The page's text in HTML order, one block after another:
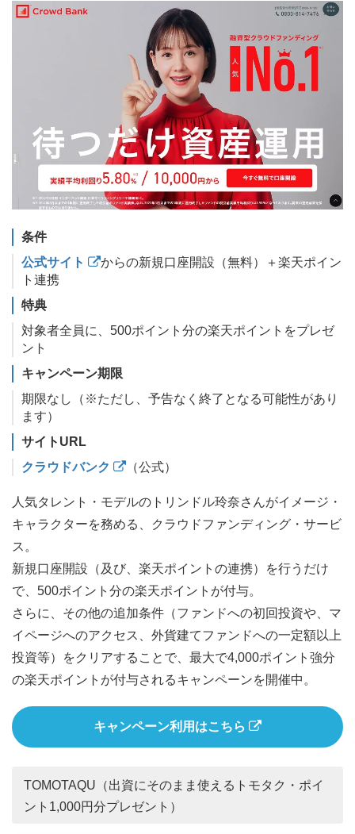
条件
公式サイト
からの新規口座開設（無料）＋楽天ポイン
ト連携
特典
対象者全員に、500ポイント分の楽天ポイントをプレゼ
ント
キャンペーン期限
期限なし（※ただし、予告なく終了となる可能性があり
ます）
サイトURL
クラウドバンク
（公式）
人気タレント・モデルのトリンドル玲奈さんがイメージ・
キャラクターを務める、クラウドファンディング・サービ
ス。
新規口座開設（及び、楽天ポイントの連携）を行うだけ
で、500ポイント分の楽天ポイントが付与。
さらに、その他の追加条件（ファンドへの初回投資や、マ
イページへのアクセス、外貨建てファンドへの一定額以上
投資等）をクリアすることで、最大で4,000ポイント強分
の楽天ポイントが付与されるキャンペーンを開催中。
キャンペーン利用はこちら
TOMOTAQU（出資にそのまま使えるトモタク・ポイ
ント1,000円分プレゼント）